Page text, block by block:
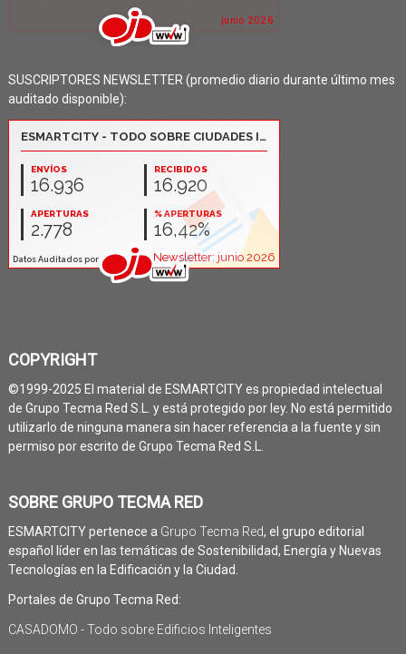
SUSCRIPTORES NEWSLETTER (promedio diario durante último mes
auditado disponible):
COPYRIGHT
©1999-2025 El material de ESMARTCITY es propiedad intelectual
de Grupo Tecma Red S.L. y está protegido por ley. No está permitido
utilizarlo de ninguna manera sin hacer referencia a la fuente y sin
permiso por escrito de Grupo Tecma Red S.L.
SOBRE GRUPO TECMA RED
ESMARTCITY pertenece a Grupo Tecma Red, el grupo editorial
español líder en las temáticas de Sostenibilidad, Energía y Nuevas
Tecnologías en la Edificación y la Ciudad.
Portales de Grupo Tecma Red:
CASADOMO - Todo sobre Edificios Inteligentes